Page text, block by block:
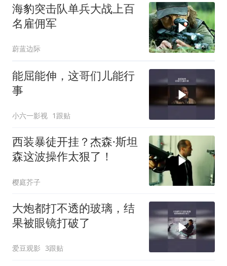
海豹突击队单兵大战上百
名雇佣军
蔚蓝边际
能屈能伸，这哥们儿能行
事
小六一影视 1跟贴
西装暴徒开挂？杰森·斯坦
森这波操作太狠了！
樱庭芥子
大炮都打不透的玻璃，结
果被眼镜打破了
爱豆观影 3跟贴